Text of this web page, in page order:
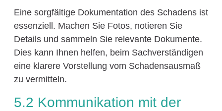
Eine sorgfältige Dokumentation des Schadens ist
essenziell. Machen Sie Fotos, notieren Sie
Details und sammeln Sie relevante Dokumente.
Dies kann Ihnen helfen, beim Sachverständigen
eine klarere Vorstellung vom Schadensausmaß
zu vermitteln.
5.2 Kommunikation mit der